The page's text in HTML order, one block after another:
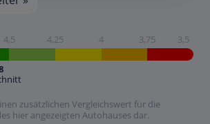
4,5 4,25 4 3,75 3,5
zusätzlichen Vergleichswert für die
hier angezeigten Autohauses dar.